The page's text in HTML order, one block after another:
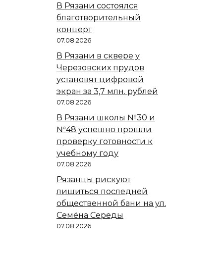
В Рязани состоялся
благотворительный
концерт
07.08.2026
В Рязани в сквере у
Черезовских прудов
установят цифровой
экран за 3,7 млн. рублей
07.08.2026
В Рязани школы №30 и
№48 успешно прошли
проверку готовности к
учебному году
07.08.2026
Рязанцы рискуют
лишиться последней
общественной бани на ул.
Семёна Середы
07.08.2026